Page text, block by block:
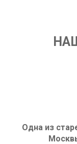
Одна из